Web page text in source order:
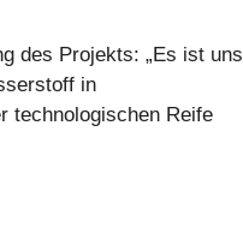
des Projekts: „Es ist uns
in
technologischen Reife